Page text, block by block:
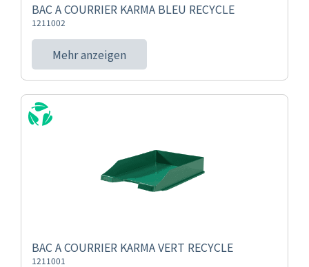
BAC A COURRIER KARMA BLEU RECYCLE
1211002
Mehr anzeigen
BAC A COURRIER KARMA VERT RECYCLE
1211001